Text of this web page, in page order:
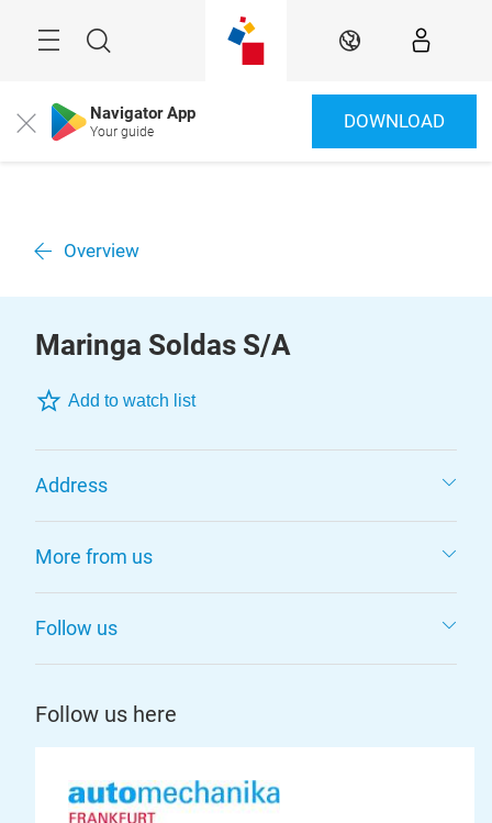
Suche DE
Close Navigator App
Your guide DOWNLOAD
Overview
Maringa Soldas S/A
Add to watch list
Address
More from us
Follow us
Follow us here